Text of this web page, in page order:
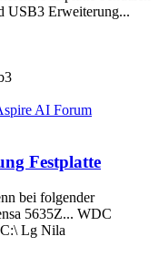
USB3 Erweiterung...
AI Forum
Festplatte
bei folgender
5635Z... WDC
Lg Nila